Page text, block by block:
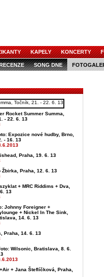
KAPELY KONCERTY
SONG DNE
Rocket Summer Summa,
- 22. 6. 13
Expozice nové hudby, Brno,
- 16. 13
Praha, 19. 6. 13
Žbirka, Praha, 12. 6. 13
+ MRC Riddims + Dva,
13
Johnny Foreigner +
+ Nickel In The Sink,
14. 6. 13
Praha, 14. 6. 13
Wilsonic, Bratislava, 8. 6.
+ Jana Šteflíčková, Praha,